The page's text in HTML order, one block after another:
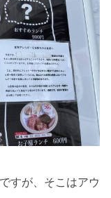
すが、そこはアウ